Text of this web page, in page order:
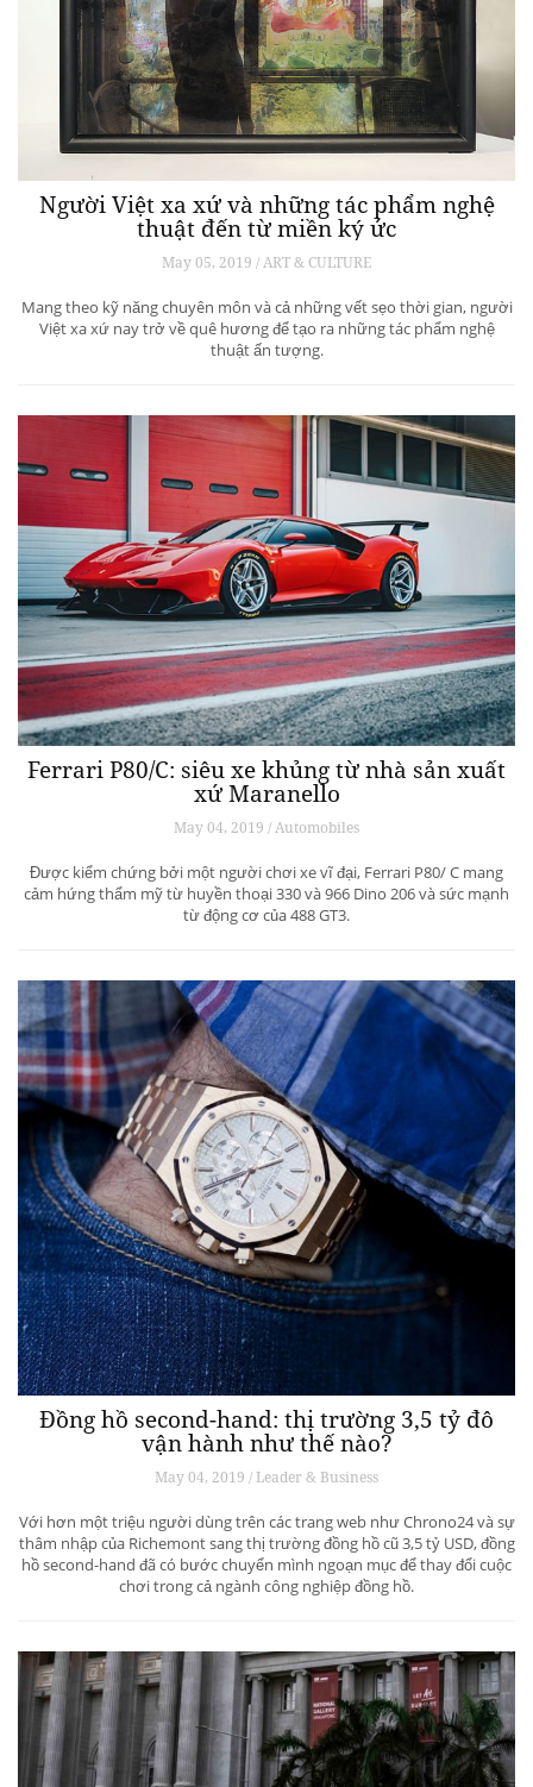
Người Việt xa xứ và những tác phẩm nghệ
thuật đến từ miền ký ức
May 05, 2019 / ART & CULTURE
Mang theo kỹ năng chuyên môn và cả những vết sẹo thời gian, người
Việt xa xứ nay trở về quê hương để tạo ra những tác phẩm nghệ
thuật ấn tượng.
Ferrari P80/C: siêu xe khủng từ ​​nhà sản xuất
xứ Maranello
May 04, 2019 / Automobiles
Được kiểm chứng bởi một người chơi xe vĩ đại, Ferrari P80/ C mang
cảm hứng thẩm mỹ từ huyền thoại 330 và 966 Dino 206 và sức mạnh
từ động cơ của 488 GT3.
Đồng hồ second-hand: thị trường 3,5 tỷ đô
vận hành như thế nào?
May 04, 2019 / Leader & Business
Với hơn một triệu người dùng trên các trang web như Chrono24 và sự
thâm nhập của Richemont sang thị trường đồng hồ cũ 3,5 tỷ USD, đồng
hồ second-hand đã có bước chuyển mình ngoạn mục để thay đổi cuộc
chơi trong cả ngành công nghiệp đồng hồ.